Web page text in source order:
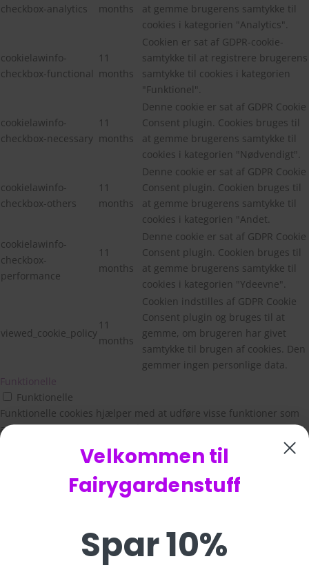
checkbox-analytics
months
at gemme brugerens samtykke til
cookies i kategorien "Analytics".
cookielawinfo-
checkbox-functional
11
months
Cookien er sat af GDPR-cookie-
samtykke til at registrere brugerens
samtykke til cookies i kategorien
"Funktionel".
cookielawinfo-
checkbox-necessary
11
months
Denne cookie er sat af GDPR Cookie
Consent plugin. Cookies bruges til
at gemme brugerens samtykke til
cookies i kategorien "Nødvendigt".
cookielawinfo-
checkbox-others
11
months
Denne cookie er sat af GDPR Cookie
Consent plugin. Cookien bruges til
at gemme brugerens samtykke til
cookies i kategorien "Andet.
cookielawinfo-
checkbox-
performance
11
months
Denne cookie er sat af GDPR Cookie
Consent plugin. Cookien bruges til
at gemme brugerens samtykke til
cookies i kategorien "Ydeevne".
viewed_cookie_policy
11
months
Cookien indstilles af GDPR Cookie
Consent plugin og bruges til at
gemme, om brugeren har givet
samtykke til brugen af cookies. Den
gemmer ingen personlige data.
Funktionelle
Funktionelle
Funktionelle cookies hjælper med at udføre visse funktioner som
at dele webstedets indhold på sociale medieplatforme, indsamle
Præstationscookies bruges til at forstå og analysere de vigtigste
Velkommen til
Fairygardenstuff
Spar 10%